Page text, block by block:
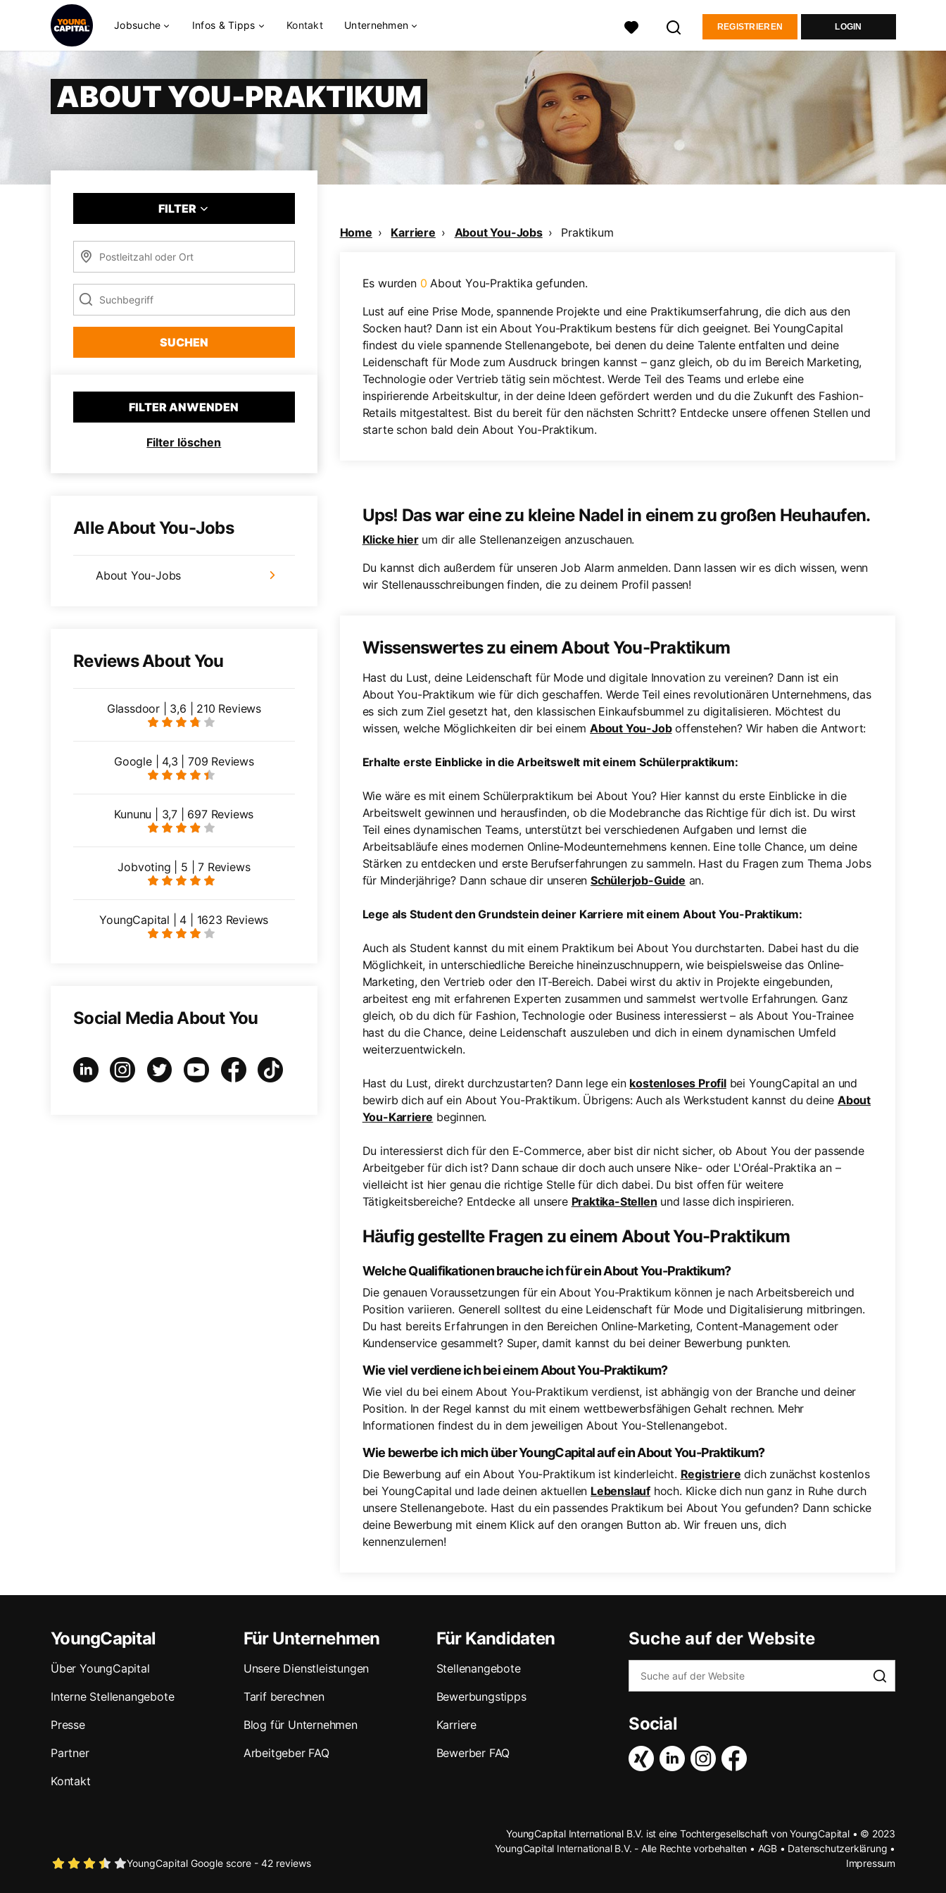
Jobsuche Infos & Tipps Kontakt Unternehmen REGISTRIEREN LOGIN
ABOUT YOU-PRAKTIKUM
FILTER
SUCHEN
FILTER ANWENDEN
Filter löschen
Alle About You-Jobs
About You-Jobs
Reviews About You
Glassdoor | 3,6 | 210 Reviews
Google | 4,3 | 709 Reviews
Kununu | 3,7 | 697 Reviews
Jobvoting | 5 | 7 Reviews
YoungCapital | 4 | 1623 Reviews
Social Media About You
Home Karriere About You-Jobs Praktikum
Es wurden 0 About You-Praktika gefunden.
Lust auf eine Prise Mode, spannende Projekte und eine Praktikumserfahrung, die dich aus den
Socken haut? Dann ist ein About You-Praktikum bestens für dich geeignet. Bei YoungCapital
findest du viele spannende Stellenangebote, bei denen du deine Talente entfalten und deine
Leidenschaft für Mode zum Ausdruck bringen kannst – ganz gleich, ob du im Bereich Marketing,
Technologie oder Vertrieb tätig sein möchtest. Werde Teil des Teams und erlebe eine
inspirierende Arbeitskultur, in der deine Ideen gefördert werden und du die Zukunft des Fashion-
Retails mitgestaltest. Bist du bereit für den nächsten Schritt? Entdecke unsere offenen Stellen und
starte schon bald dein About You-Praktikum.
Ups! Das war eine zu kleine Nadel in einem zu großen Heuhaufen.
Klicke hierum dir alle Stellenanzeigen anzuschauen.
Du kannst dich außerdem für unseren Job Alarm anmelden. Dann lassen wir es dich wissen, wenn
wir Stellenausschreibungen finden, die zu deinem Profil passen!
Wissenswertes zu einem About You-Praktikum
Hast du Lust, deine Leidenschaft für Mode und digitale Innovation zu vereinen? Dann ist ein
About You-Praktikum wie für dich geschaffen. Werde Teil eines revolutionären Unternehmens, das
es sich zum Ziel gesetzt hat, den klassischen Einkaufsbummel zu digitalisieren. Möchtest du
wissen, welche Möglichkeiten dir bei einemAbout You-Joboffenstehen? Wir haben die Antwort:
Erhalte erste Einblicke in die Arbeitswelt mit einem Schülerpraktikum:
Wie wäre es mit einem Schülerpraktikum bei About You? Hier kannst du erste Einblicke in die
Arbeitswelt gewinnen und herausfinden, ob die Modebranche das Richtige für dich ist. Du wirst
Teil eines dynamischen Teams, unterstützt bei verschiedenen Aufgaben und lernst die
Arbeitsabläufe eines modernen Online-Modeunternehmens kennen. Eine tolle Chance, um deine
Stärken zu entdecken und erste Berufserfahrungen zu sammeln. Hast du Fragen zum Thema Jobs
für Minderjährige? Dann schaue dir unserenSchülerjob-Guide an.
Lege als Student den Grundstein deiner Karriere mit einem About You-Praktikum:
Auch als Student kannst du mit einem Praktikum bei About You durchstarten. Dabei hast du die
Möglichkeit, in unterschiedliche Bereiche hineinzuschnuppern, wie beispielsweise das Online-
Marketing, den Vertrieb oder den IT-Bereich. Dabei wirst du aktiv in Projekte eingebunden,
arbeitest eng mit erfahrenen Experten zusammen und sammelst wertvolle Erfahrungen. Ganz
gleich, ob du dich für Fashion, Technologie oder Business interessierst – als About You-Trainee
hast du die Chance, deine Leidenschaft auszuleben und dich in einem dynamischen Umfeld
weiterzuentwickeln.
Hast du Lust, direkt durchzustarten? Dann lege ein kostenloses Profilbei YoungCapital an und
bewirb dich auf ein About You-Praktikum. Übrigens: Auch als Werkstudent kannst du deineAbout
You-Karriere beginnen.
Du interessierst dich für den E-Commerce, aber bist dir nicht sicher, ob About You der passende
Arbeitgeber für dich ist? Dann schaue dir doch auch unsere Nike- oder L'Oréal-Praktika an –
vielleicht ist hier genau die richtige Stelle für dich dabei. Du bist offen für weitere
Tätigkeitsbereiche? Entdecke all unsere Praktika-Stellen und lasse dich inspirieren.
Häufig gestellte Fragen zu einem About You-Praktikum
Welche Qualifikationen brauche ich für ein About You-Praktikum?
Die genauen Voraussetzungen für ein About You-Praktikum können je nach Arbeitsbereich und
Position variieren. Generell solltest du eine Leidenschaft für Mode und Digitalisierung mitbringen.
Du hast bereits Erfahrungen in den Bereichen Online-Marketing, Content-Management oder
Kundenservice gesammelt? Super, damit kannst du bei deiner Bewerbung punkten.
Wie viel verdiene ich bei einem About You-Praktikum?
Wie viel du bei einem About You-Praktikum verdienst, ist abhängig von der Branche und deiner
Position. In der Regel kannst du mit einem wettbewerbsfähigen Gehalt rechnen. Mehr
Informationen findest du in dem jeweiligen About You-Stellenangebot.
Wie bewerbe ich mich über YoungCapital auf ein About You-Praktikum?
Die Bewerbung auf ein About You-Praktikum ist kinderleicht. Registriere dich zunächst kostenlos
bei YoungCapital und lade deinen aktuellen Lebenslauf hoch. Klicke dich nun ganz in Ruhe durch
unsere Stellenangebote. Hast du ein passendes Praktikum bei About You gefunden? Dann schicke
deine Bewerbung mit einem Klick auf den orangen Button ab. Wir freuen uns, dich
kennenzulernen!
YoungCapital
Über YoungCapital
Interne Stellenangebote
Presse
Partner
Kontakt
Für Unternehmen
Unsere Dienstleistungen
Tarif berechnen
Blog für Unternehmen
Arbeitgeber FAQ
Für Kandidaten
Stellenangebote
Bewerbungstipps
Karriere
Bewerber FAQ
Suche auf der Website
Social
YoungCapital Google score - 42 reviews
YoungCapital International B.V. ist eine Tochtergesellschaft von YoungCapital • © 2023
YoungCapital International B.V. - Alle Rechte vorbehalten • AGB• Datenschutzerklärung •
Impressum